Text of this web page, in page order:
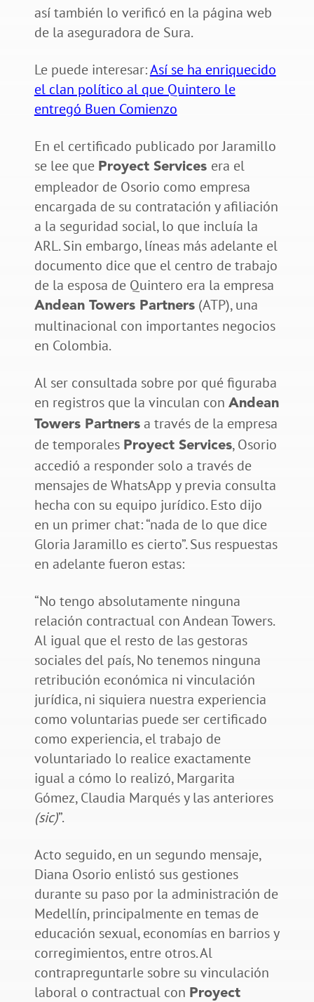
así también lo verificó en la página web
de la aseguradora de Sura.
Le puede interesar:Así se ha enriquecido
el clan político al que Quintero le
entregó Buen Comienzo
En el certificado publicado por Jaramillo
se lee que Proyect Services era el
empleador de Osorio como empresa
encargada de su contratación y afiliación
a la seguridad social, lo que incluía la
ARL. Sin embargo, líneas más adelante el
documento dice que el centro de trabajo
de la esposa de Quintero era la empresa
Andean Towers Partners(ATP), una
multinacional con importantes negocios
en Colombia.
Al ser consultada sobre por qué figuraba
en registros que la vinculan con Andean
Towers Partnersa través de la empresa
de temporales Proyect Services, Osorio
accedió a responder solo a través de
mensajes de WhatsApp y previa consulta
hecha con su equipo jurídico. Esto dijo
en un primer chat: “nada de lo que dice
Gloria Jaramillo es cierto”. Sus respuestas
en adelante fueron estas:
“No tengo absolutamente ninguna
relación contractual con Andean Towers.
Al igual que el resto de las gestoras
sociales del país, No tenemos ninguna
retribución económica ni vinculación
jurídica, ni siquiera nuestra experiencia
como voluntarias puede ser certificado
como experiencia, el trabajo de
voluntariado lo realice exactamente
igual a cómo lo realizó, Margarita
Gómez, Claudia Marqués y las anteriores
(sic)”.
Acto seguido, en un segundo mensaje,
Diana Osorio enlistó sus gestiones
durante su paso por la administración de
Medellín, principalmente en temas de
educación sexual, economías en barrios y
corregimientos, entre otros. Al
contrapreguntarle sobre su vinculación
laboral o contractual con Proyect